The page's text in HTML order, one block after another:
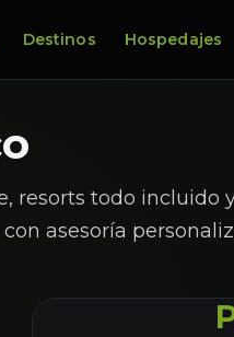
Destinos Hospedajes
resorts todo incluido
asesoría